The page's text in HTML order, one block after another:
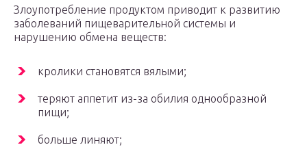
Злоупотребление продуктом приводит к развитию
заболеваний пищеварительной системы и
нарушению обмена веществ:
кролики становятся вялыми;
теряют аппетит из-за обилия однообразной
пищи;
больше линяют;